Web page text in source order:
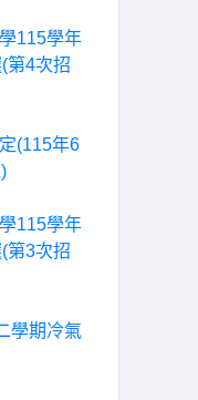
115學年
第4次招
(115年6
115學年
第3次招
學期冷氣